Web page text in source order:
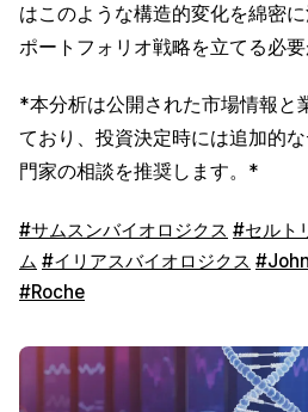
はこのような構造的変化を綿密
ポートフォリオ戦略を立てる必要
*本分析は公開された市場情報と
ており、投資決定時には追加的
門家の相談を推奨します。*
#サムスンバイオロジクス #セルト
ム #イリアスバイオロジクス
#Roche